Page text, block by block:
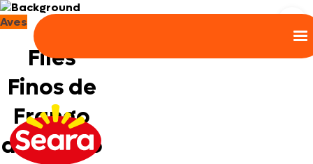
Aves
Filés
Finos de
Frango
ao Molho